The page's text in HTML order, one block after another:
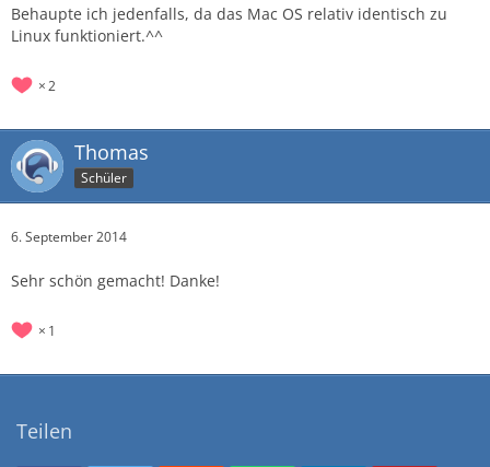
Behaupte ich jedenfalls, da das Mac OS relativ identisch zu
Linux funktioniert.^^
2
Thomas
Schüler
6. September 2014
Sehr schön gemacht! Danke!
1
Teilen